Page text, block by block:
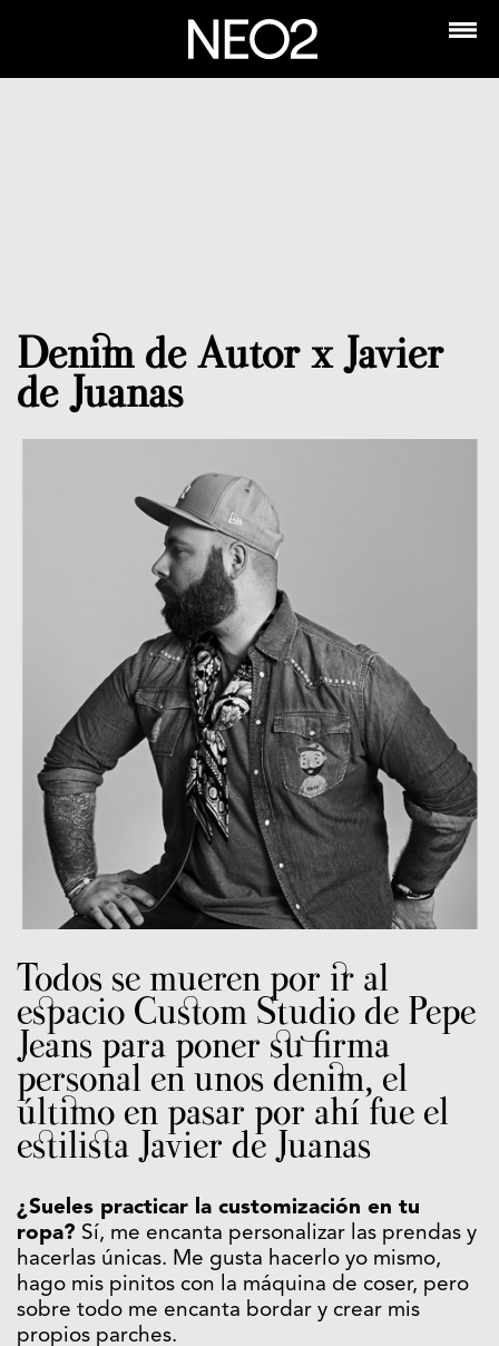
Denim de Autor x Javier
de Juanas
Todos se mueren por ir al
espacio Custom Studio de Pepe
Jeans para poner su firma
personal en unos denim, el
último en pasar por ahí fue el
estilista Javier de Juanas
¿Sueles practicar la customización en tu
ropa? Sí, me encanta personalizar las prendas y
hacerlas únicas. Me gusta hacerlo yo mismo,
hago mis pinitos con la máquina de coser, pero
sobre todo me encanta bordar y crear mis
propios parches.